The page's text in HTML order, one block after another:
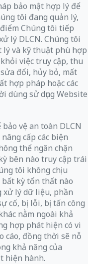
bảo mật hợp lý để
tôi đang quản lý,
Chúng tôi tiếp
lý DLCN. Chúng tôi
lý và kỹ thuật phù hợp
việc truy cập, thu
đổi, hủy bỏ, mất
hợp pháp hoặc các
sử dụng Website
vệ an toàn DLCN
cấp các biện
thể ngăn chặn
bên nào truy cập trái
tôi không chịu
kỳ tổn thất nào
lý dữ liệu, phần
cố, bị lỗi, bị tấn công
nằm ngoài khả
hợp phát hiện có vi
cáo, đồng thời sẽ nỗ
khả năng của
hiện hành.